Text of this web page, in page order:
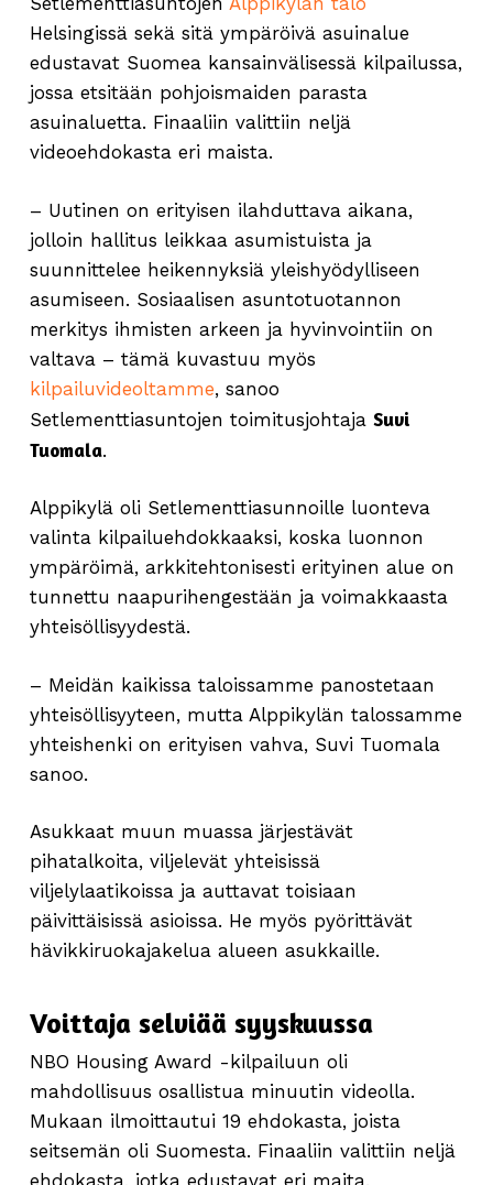
Helsingissä sekä sitä ympäröivä asuinalue
edustavat Suomea kansainvälisessä kilpailussa,
jossa etsitään pohjoismaiden parasta
asuinaluetta. Finaaliin valittiin neljä
videoehdokasta eri maista.
– Uutinen on erityisen ilahduttava aikana,
jolloin hallitus leikkaa asumistuista ja
suunnittelee heikennyksiä yleishyödylliseen
asumiseen. Sosiaalisen asuntotuotannon
merkitys ihmisten arkeen ja hyvinvointiin on
valtava – tämä kuvastuu myös
kilpailuvideoltamme, sanoo
Setlementtiasuntojen toimitusjohtaja Suvi
Tuomala.
Alppikylä oli Setlementtiasunnoille luonteva
valinta kilpailuehdokkaaksi, koska luonnon
ympäröimä, arkkitehtonisesti erityinen alue on
tunnettu naapurihengestään ja voimakkaasta
yhteisöllisyydestä.
– Meidän kaikissa taloissamme panostetaan
yhteisöllisyyteen, mutta Alppikylän talossamme
yhteishenki on erityisen vahva, Suvi Tuomala
sanoo.
Asukkaat muun muassa järjestävät
pihatalkoita, viljelevät yhteisissä
viljelylaatikoissa ja auttavat toisiaan
päivittäisissä asioissa. He myös pyörittävät
hävikkiruokajakelua alueen asukkaille.
Voittaja selviää syyskuussa
NBO Housing Award -kilpailuun oli
mahdollisuus osallistua minuutin videolla.
Mukaan ilmoittautui 19 ehdokasta, joista
seitsemän oli Suomesta. Finaaliin valittiin neljä
ehdokasta, jotka edustavat eri maita.